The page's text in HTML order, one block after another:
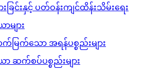
ခြင်းနှင့် ပတ်ဝန်းကျင်ထိန်းသိမ်းရေး
များ
ြက်သော အရန်ပစ္စည်းများ
ဆက်စပ်ပစ္စည်းများ